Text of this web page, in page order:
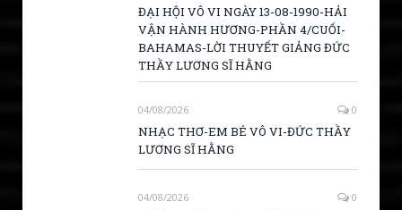
ĐẠI HỘI VÔ VI NGÀY 13-08-1990-HẢI
VẬN HÀNH HƯƠNG-PHẦN 4/CUỐI-
BAHAMAS-LỜI THUYẾT GIẢNG ĐỨC
THẦY LƯƠNG SĨ HẰNG
04/08/2026 0
NHẠC THƠ-EM BÉ VÔ VI-ĐỨC THẦY
LƯƠNG SĨ HẰNG
04/08/2026 0